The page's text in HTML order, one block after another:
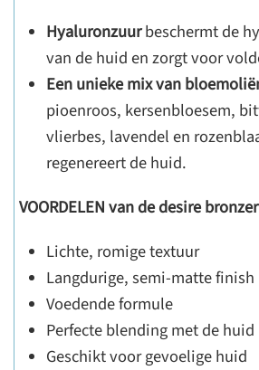
Hyaluronzuurbeschermt de
van de huid en zorgt voor
Een unieke mix van
pioenroos, kersenbloesem,
vlierbes, lavendel en
regenereert de huid.
VOORDELEN van de desire
Lichte, romige textuur
Langdurige, semi-matte finish
Voedende formule
Perfecte blending met de huid
Geschikt voor gevoelige huid